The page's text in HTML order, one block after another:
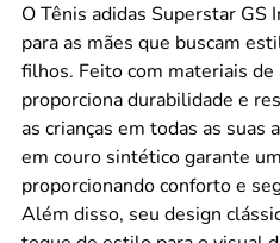
O Tênis adidas Superstar
para as mães que buscam
filhos. Feito com materiais
proporciona durabilidade e
as crianças em todas as suas
em couro sintético garante
proporcionando conforto e
Além disso, seu design